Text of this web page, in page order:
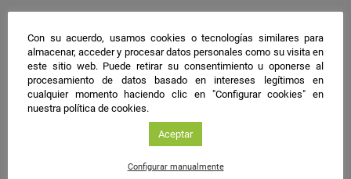
Con su acuerdo, usamos cookies o tecnologías similares para
almacenar, acceder y procesar datos personales como su visita en
este sitio web. Puede retirar su consentimiento u oponerse al
procesamiento de datos basado en intereses legítimos en
cualquier momento haciendo clic en "Configurar cookies" en
nuestra política de cookies.
Aceptar
Configurar manualmente